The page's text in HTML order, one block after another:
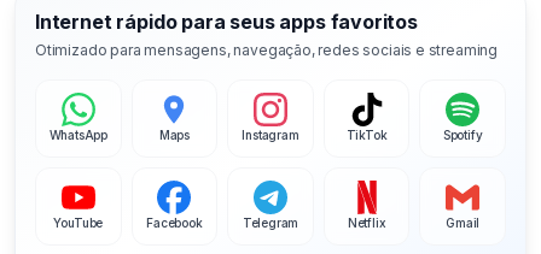
Internet rápido para seus apps favoritos
Otimizado para mensagens, navegação, redes sociais e streaming
WhatsApp Maps Instagram TikTok Spotify
YouTube Facebook Telegram Netflix Gmail